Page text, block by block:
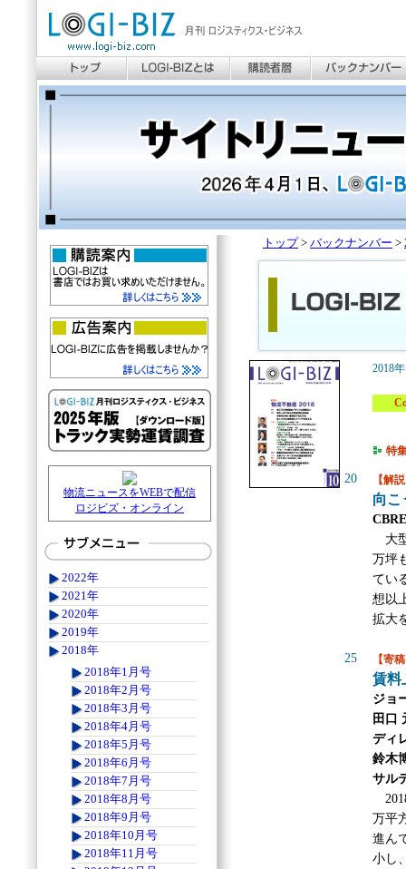
トップ > バックナンバー >
2018
特
20 【解
向こ
大
万坪
てい
想以
拡大
25 【寄
賃料
ジョ
田口
ディ
鈴木
サル
万平
進ん
小し
物流ニュースをWEBで配信
ロジビズ・オンライン
2022年
2021年
2020年
2019年
2018年
2018年1月号
2018年2月号
2018年3月号
2018年4月号
2018年5月号
2018年6月号
2018年7月号
2018年8月号
2018年9月号
2018年10月号
2018年11月号